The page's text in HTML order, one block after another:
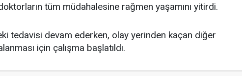
tüm müdahalesine rağmen yaşamını yitirdi.
tedavisi devam ederken, olay yerinden kaçan diğer
için çalışma başlatıldı.